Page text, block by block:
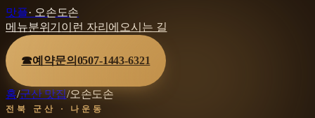
맛플· 오손도손
메뉴분위기 이런 자리에 오시는 길
☎예약문의 0507-1443-6321
홈/군산 맛집/오손도손
전북 군산 · 나운동